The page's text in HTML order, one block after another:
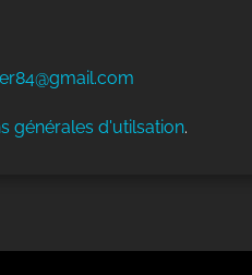
générales d'utilsation.